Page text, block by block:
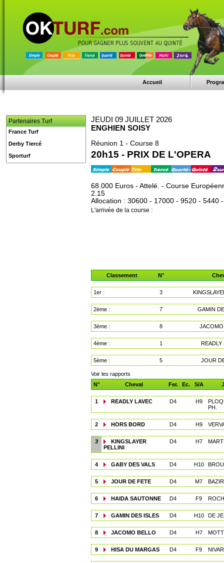
Accueil
JEUDI 09 JUILLET 2026
ENGHIEN SOISY
Réunion 1 - Course 8
20h15 - PRIX DE L'OPERA
68.000 Euros - Attelé. - Course
2.15
Allocation : 30600 - 17000 - 9520 - 5440
L'arrivée de la course :
Classement N°
1er : 3
2ème : 7 GAMIN
3ème : 8
4ème : 1 READLY
5ème : 5 JOUR
Voir les rapports
N°
Cheval Fer. Ec. S/A
1 READLY LAVEC D4 H9
PH.
2 HORS BORD D4 H9
3
KINGSLAYER
PELLINI
D4 H7
4 GABY DES VALS D4 H10
5 JOUR DE FETE D4 M7
6 HAIDA SAUTONNE D4 F9
7 GAMIN DES ISLES D4 H10 DE
8 JACOMO BELLO D4 H7
9 HISA DU MARGAS D4 F9
Partenaires Turf
France Turf
Derby Tiercé
Sporturf